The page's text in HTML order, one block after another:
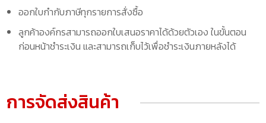
ออกใบกำกับภาษีทุกรายการสั่งซื้อ
ลูกค้าองค์กรสามารถออกใบเสนอราคาได้ด้วยตัวเอง ในขั้นตอน
ก่อนหน้าชำระเงิน และสามารถเก็บไว้เพื่อชำระเงินภายหลังได้
การจัดส่งสินค้า